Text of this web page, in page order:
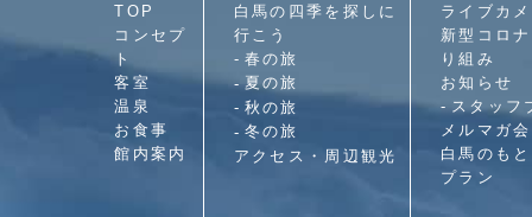
TOP
コンセプ
ト
客室
温泉
お食事
館内案内
白馬の四季を探しに
行こう
春の旅
夏の旅
秋の旅
冬の旅
アクセス・周辺観光
ライブカ
新型コロ
り組み
お知らせ
スタッフ
メルマガ
白馬のも
プラン